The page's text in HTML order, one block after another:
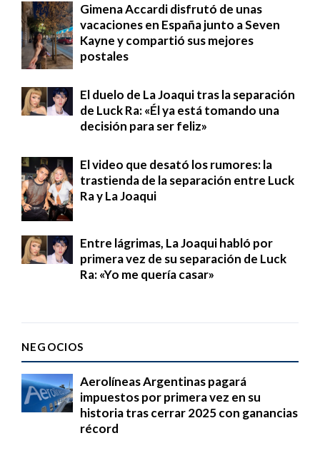
Gimena Accardi disfrutó de unas
vacaciones en España junto a Seven
Kayne y compartió sus mejores
postales
El duelo de La Joaqui tras la separación
de Luck Ra: «Él ya está tomando una
decisión para ser feliz»
El video que desató los rumores: la
trastienda de la separación entre Luck
Ra y La Joaqui
Entre lágrimas, La Joaqui habló por
primera vez de su separación de Luck
Ra: «Yo me quería casar»
NEGOCIOS
Aerolíneas Argentinas pagará
impuestos por primera vez en su
historia tras cerrar 2025 con ganancias
récord